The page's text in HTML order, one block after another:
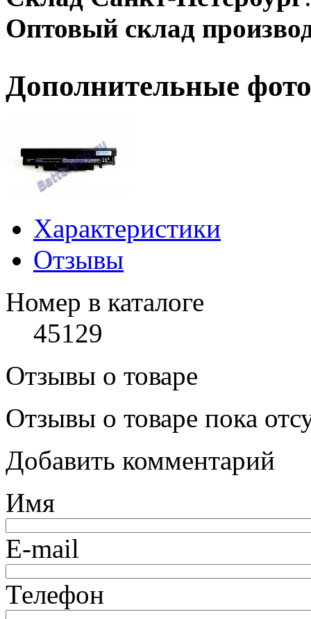
Оптовый склад
Дополнительные
Характеристики
Отзывы
Номер в каталоге
45129
Отзывы о товаре
Отзывы о товаре пока
Добавить комментарий
Имя
E-mail
Телефон